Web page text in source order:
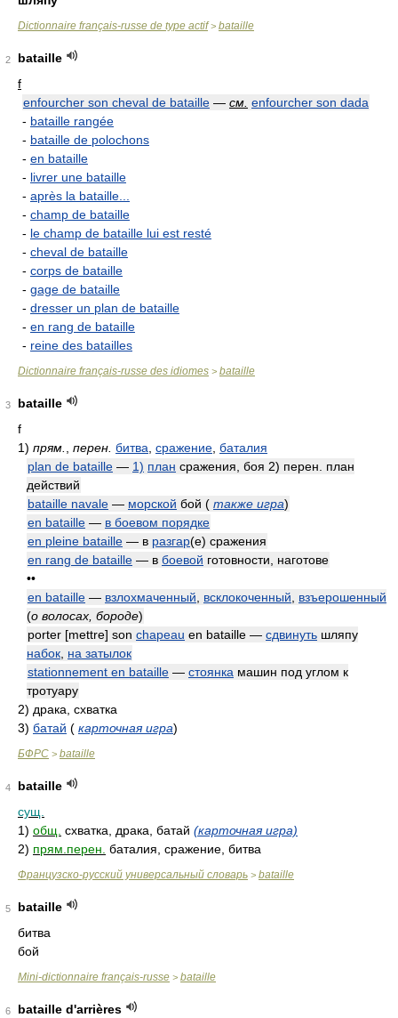
Dictionnaire français-russe de type actif> bataille
2
bataille
f
enfourcher son cheval de bataille — см. enfourcher son dada
- bataille rangée
- bataille de polochons
- en bataille
- livrer une bataille
- après la bataille...
- champ de bataille
- le champ de bataille lui est resté
- cheval de bataille
- corps de bataille
- gage de bataille
- dresser un plan de bataille
- en rang de bataille
- reine des batailles
Dictionnaire français-russe des idiomes > bataille
3
bataille
f
1) прям. перен. битва сражение баталия
plan de bataille — 1) план сражения, боя 2) перен. план
действий
bataille navale — морской бой ( также игра)
en bataille — в боевом порядке
en pleine bataille — в разгар(е) сражения
en rang de bataille — в боевой готовности, наготове
••
en bataille — взлохмаченный всклокоченный
взъерошенный
(о волосах, бороде)
porter [mettre] son chapeau en bataille — сдвинуть шляпу
набок на затылок
stationnement en bataille — стоянка машин под углом к
тротуару
2) драка, схватка
3) батай ( карточная игра)
БФРС > bataille
4
bataille
сущ.
1) общ. схватка, драка, батай (карточная игра)
2) прям.перен. баталия, сражение, битва
Французско-русский универсальный словарь > bataille
5
bataille
битва
бой
Mini-dictionnaire français-russe > bataille
6
bataille d'arrières